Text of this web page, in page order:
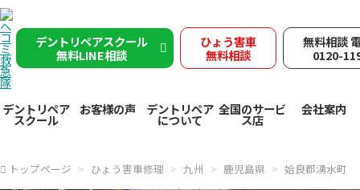
デントリペアスクール
無料LINE相談
ひょう害車
無料相談
無料相談
0120-
デントリペア
スクール
お客様の声 デントリペア
について
全国のサービ
ス店
会社案内
トップページ ひょう害車修理 九州 鹿児島県 姶良郡湧水町